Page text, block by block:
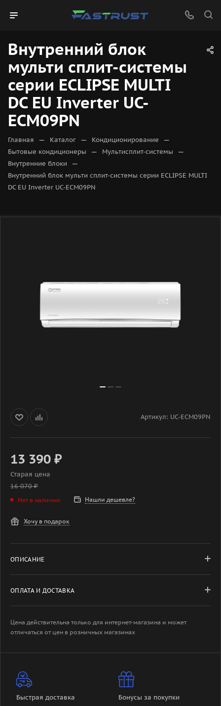
Внутренний блок
мульти сплит-системы
серии ECLIPSE MULTI
DC EU Inverter UC-
ECM09PN
Главная — Каталог — Кондиционирование —
Бытовые кондиционеры — Мультисплит-системы —
Внутренние блоки —
Внутренний блок мульти сплит-системы серии ECLIPSE MULTI
DC EU Inverter UC-ECM09PN
Артикул: UC-ECM09PN
13 390 ₽
Старая цена
16 070₽
Нет в наличии Нашли дешевле?
Хочу в подарок
ОПИСАНИЕ
ОПЛАТА И ДОСТАВКА
Цена действительна только для интернет-магазина и может
отличаться от цен в розничных магазинах
Быстрая доставка Бонусы за покупки